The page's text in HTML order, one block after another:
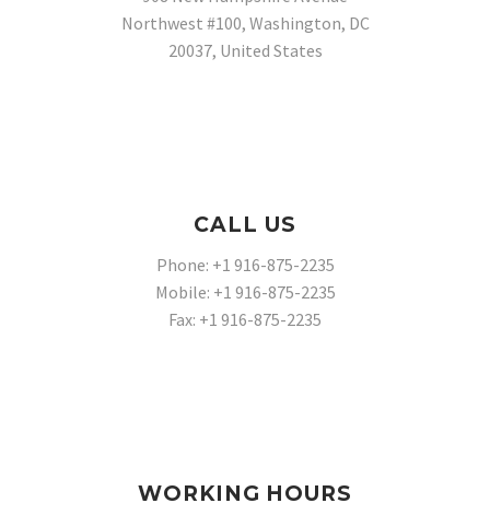
Northwest #100, Washington, DC
20037, United States
CALL US
Phone: +1 916-875-2235
Mobile: +1 916-875-2235
Fax: +1 916-875-2235
WORKING HOURS